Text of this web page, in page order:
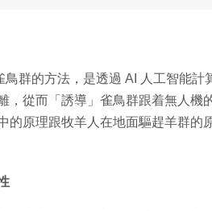
群的方法，是透過 AI 人工智能計
，從而「誘導」雀鳥群跟着無人機
的原理跟牧羊人在地面驅趕羊群的